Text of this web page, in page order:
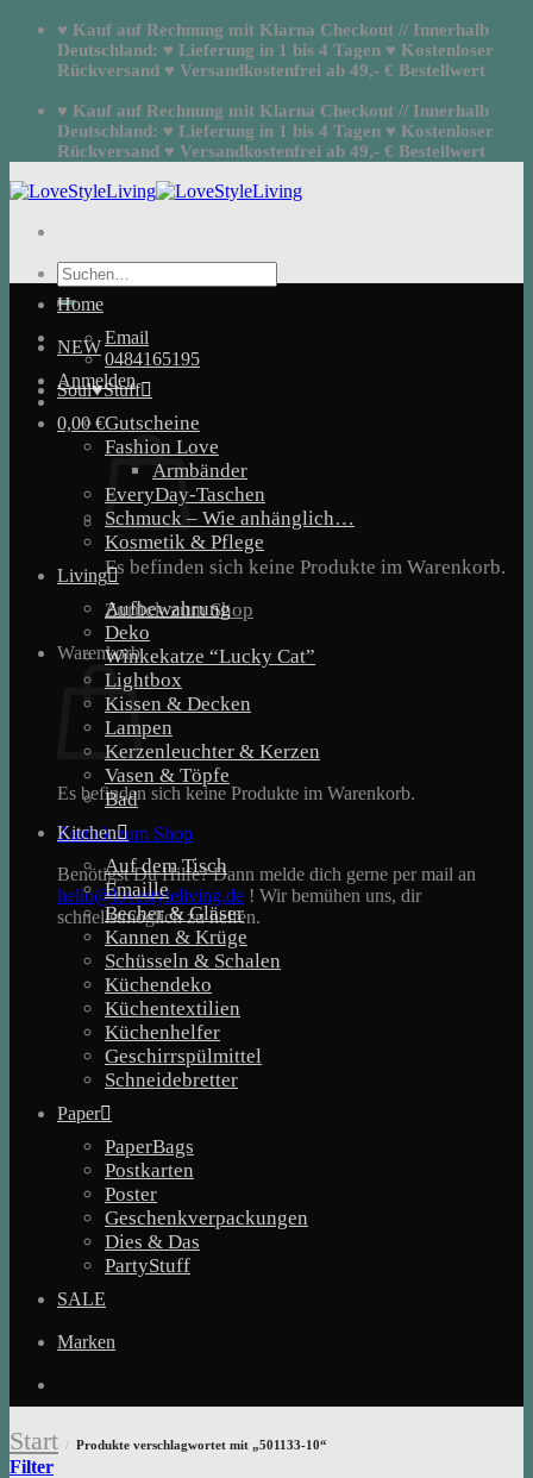
Zum
springen
♥ Kauf auf Rechnung mit Klarna Checkout // Innerhalb
Deutschland: ♥ Lieferung in 1 bis 4 Tagen ♥ Kostenloser
Rückversand ♥ Versandkostenfrei ab 49,- € Bestellwert
♥ Kauf auf Rechnung mit Klarna Checkout // Innerhalb
Deutschland: ♥ Lieferung in 1 bis 4 Tagen ♥ Kostenloser
Rückversand ♥ Versandkostenfrei ab 49,- € Bestellwert
Suchen
nach:
Email
0484165195
Anmelden
0,00€
Es befinden sich keine Produkte im Warenkorb.
Zurück zum Shop
Warenkorb
Es befinden sich keine Produkte im Warenkorb.
Zurück zum Shop
Benötigst Du Hilfe? Dann melde dich gerne per mail an
hello@lovestyleliving.de ! Wir bemühen uns, dir
schnellstmöglich zu helfen.
Home
NEW
Soul♥Stuff
Gutscheine
Fashion Love
Armbänder
EveryDay-Taschen
Schmuck – Wie anhänglich…
Kosmetik & Pflege
Living
Aufbewahrung
Deko
Winkekatze “Lucky Cat”
Lightbox
Kissen & Decken
Lampen
Kerzenleuchter & Kerzen
Vasen & Töpfe
Bad
Kitchen
Auf dem Tisch
Emaille
Becher & Gläser
Kannen & Krüge
Schüsseln & Schalen
Küchendeko
Küchentextilien
Küchenhelfer
Geschirrspülmittel
Schneidebretter
Paper
PaperBags
Postkarten
Poster
Geschenkverpackungen
Dies & Das
PartyStuff
SALE
Marken
Start / Produkte verschlagwortet mit „501133-10“
Filter